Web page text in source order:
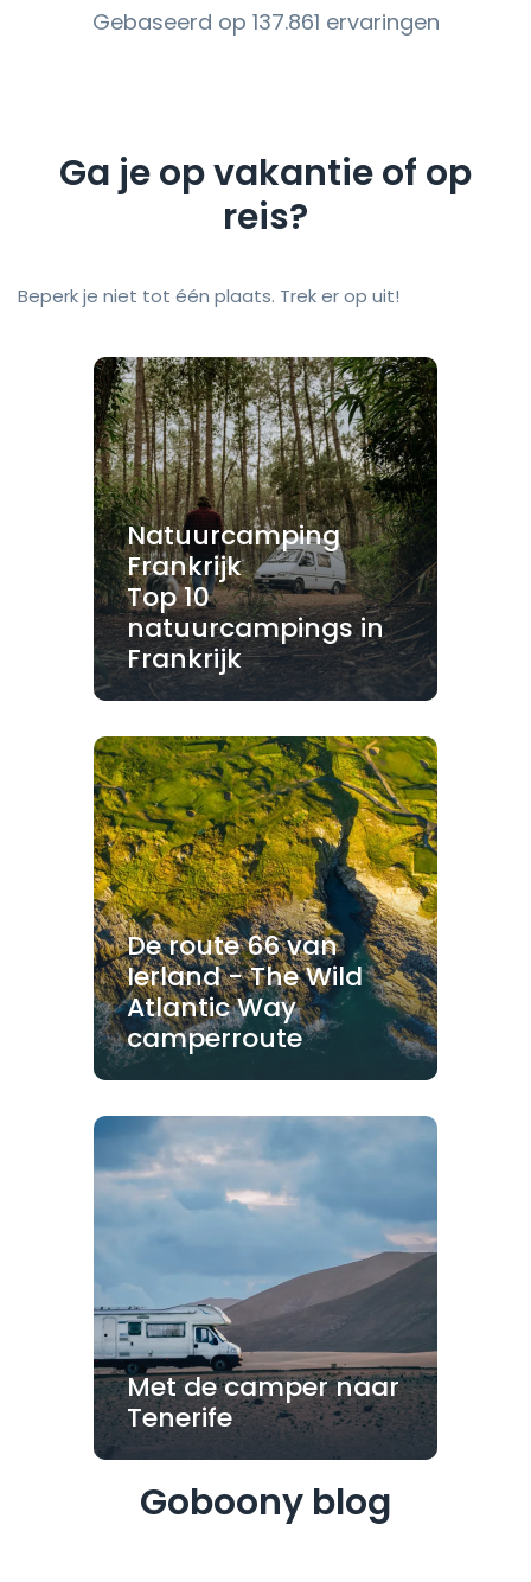
Gebaseerd op 137.861 ervaringen
Ga je op vakantie of op
reis?
Beperk je niet tot één plaats. Trek er op uit!
Natuurcamping
Frankrijk
Top 10
natuurcampings in
Frankrijk
De route 66 van
Ierland - The Wild
Atlantic Way
camperroute
Met de camper naar
Tenerife
Goboony blog